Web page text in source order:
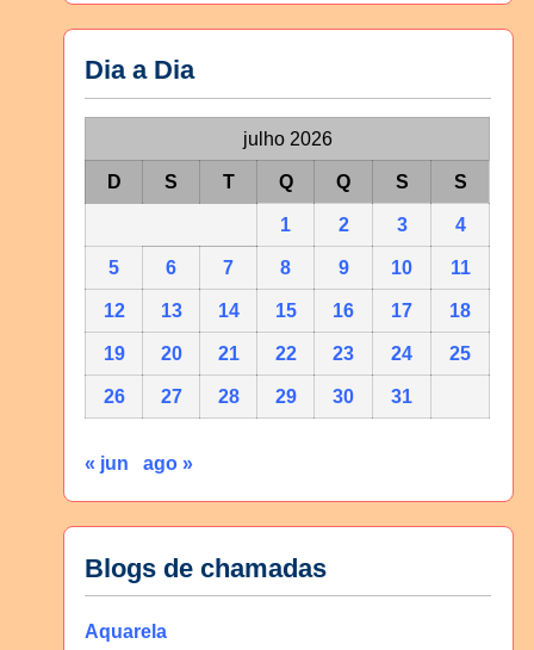
Dia a Dia
julho 2026
D S T Q Q S S
1 2 3 4
5 6 7 8 9 10 11
12 13 14 15 16 17 18
19 20 21 22 23 24 25
26 27 28 29 30 31
« jun ago »
Blogs de chamadas
Aquarela